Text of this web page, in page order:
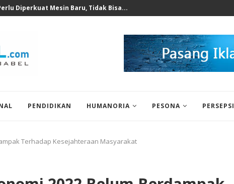
Diperkuat Mesin Baru, Tidak Bisa...
PENDIDIKAN HUMANORIA PESONA PERSEPSI
Terhadap Kesejahteraan Masyarakat